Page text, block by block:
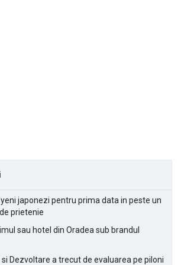
japonezi pentru prima data in peste un
prietenie
sau hotel din Oradea sub brandul
Dezvoltare a trecut de evaluarea pe piloni